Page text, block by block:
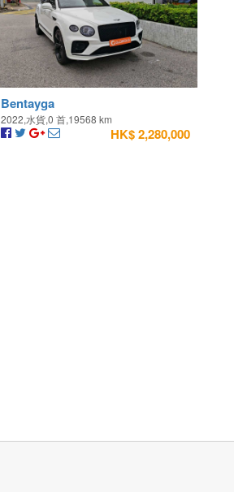
Bentayga
2022,水貨,0 首,19568 km
HK$ 2,280,000